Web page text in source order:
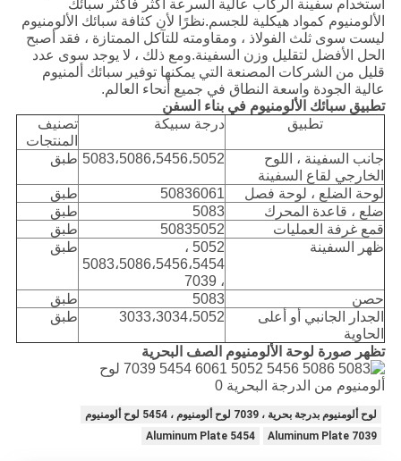
استخدام سفينة الركاب عالية السرعة أكثر فأكثر سبائك
الألومنيوم كمواد هيكلية للجسم.نظرًا لأن كثافة سبائك الألومنيوم
ليست سوى ثلث الفولاذ ، ومقاومته للتآكل الممتازة ، فقد أصبح
الحل الأفضل لتقليل وزن السفينة.ومع ذلك ، لا يوجد سوى عدد
قليل من الشركات المصنعة التي يمكنها توفير سبائك ألمنيوم
عالية الجودة واسعة النطاق في جميع أنحاء العالم.
تطبيق سبائك الألومنيوم في بناء السفن
تطبيق
درجة سبيكة
تصنيف
المنتجات
جانب السفينة ، اللوح
الخارجي لقاع السفينة
5083،5086،5456،5052 طبق
لوحة الضلع ، لوحة فصل 50836061
طبق
ضلع ، قاعدة المحرك
5083
طبق
قمع غرفة العمليات
50835052
طبق
ظهر السفينة
5052 ،
5083،5086،5456،5454
، 7039
طبق
حصن 5083
طبق
الجدار الجانبي أو أعلى
الحاوية
3033،3034،5052 طبق
تظهر صورة لوحة الألومنيوم الصف البحرية
لوح ألومنيوم بدرجة بحرية ، 7039 لوح ألومنيوم ، 5454 لوح ألومنيوم
7039 Aluminum Plate
5454 Aluminum Plate